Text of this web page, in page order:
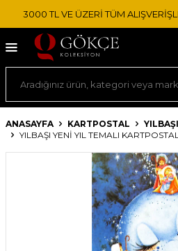
3000 TL VE ÜZERİ TÜM
ANASAYFA KARTPOSTAL
YILBAŞI YENI YIL TEMALI